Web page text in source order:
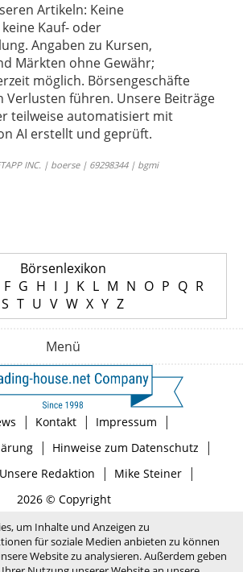
Artikeln: Keine
Kauf- oder
Angaben zu Kursen,
Märkten ohne Gewähr;
möglich. Börsengeschäfte
Verlusten führen. Unsere Beiträge
teilweise automatisiert mit
AI erstellt und geprüft.
INC. | boerse | 69298344 | bgmi
Börsenlexikon
F G H I J K L M N O P Q R
S T U V W X Y Z
Menü
| Kontakt | Impressum |
| Hinweise zum Datenschutz |
Unsere Redaktion | Mike Steiner|
2026 © Copyright
um Inhalte und Anzeigen zu
für soziale Medien anbieten zu können
Website zu analysieren. Außerdem geben